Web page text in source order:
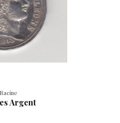
Racine
Argent